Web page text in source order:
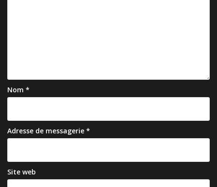
Nom *
Adresse de messagerie *
Site web